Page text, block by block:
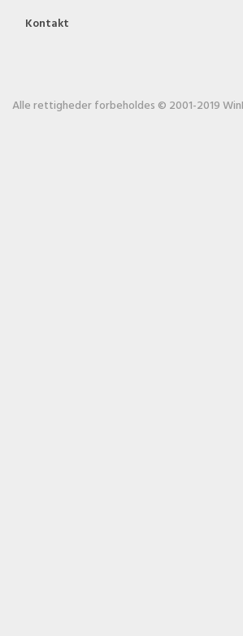
Kontakt
Alle rettigheder forbeholdes © 2001-2019